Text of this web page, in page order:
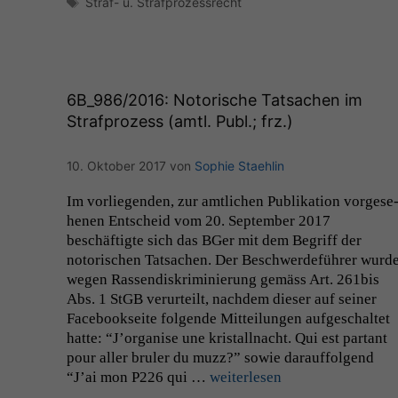
6B_986/2016: Notorische Tatsachen im
Strafprozess (amtl. Publ.; frz.)
10. Oktober 2017 von Sophie Staehlin
Im vor­liegen­den, zur amtlichen Pub­lika­tion vorge­se­
henen Entscheid vom 20. Sep­tem­ber 2017
beschäftigte sich das BGer mit dem Begriff der
notorischen Tat­sachen. Der Beschw­erde­führer wurde
wegen Rassendiskri­m­inierung gemäss Art. 261bis
Abs. 1 StGB verurteilt, nach­dem dieser auf sein­er
Face­book­seite fol­gende Mit­teilun­gen aufgeschal­tet
hat­te: “J’or­gan­ise une kristall­nacht. Qui est par­tant
pour aller bruler du muzz?” sowie darauf­fol­gend
“J’ai mon P226 qui … weit­er­lesen